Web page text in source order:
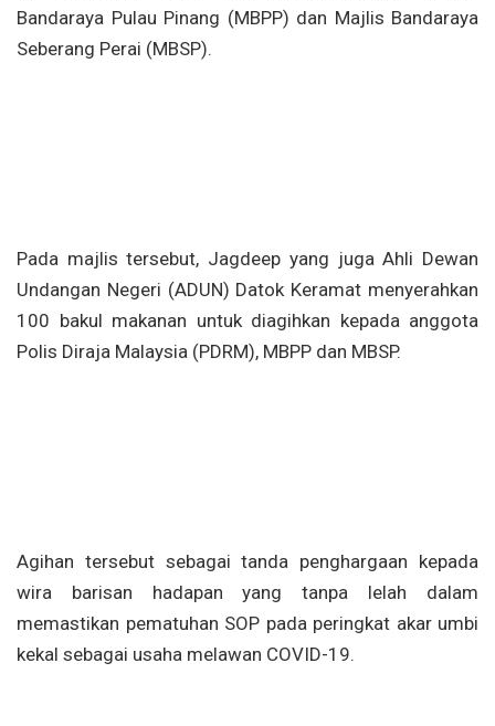
Bandaraya Pulau Pinang (MBPP) dan Majlis Bandaraya
Seberang Perai (MBSP).
Pada majlis tersebut, Jagdeep yang juga Ahli Dewan
Undangan Negeri (ADUN) Datok Keramat menyerahkan
100 bakul makanan untuk diagihkan kepada anggota
Polis Diraja Malaysia (PDRM), MBPP dan MBSP.
Agihan tersebut sebagai tanda penghargaan kepada
wira barisan hadapan yang tanpa lelah dalam
memastikan pematuhan SOP pada peringkat akar umbi
kekal sebagai usaha melawan COVID-19.